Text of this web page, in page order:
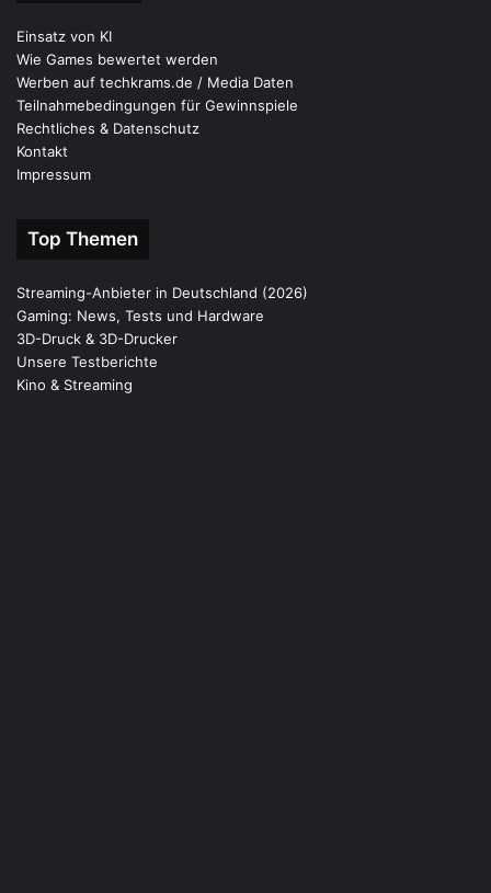
Einsatz von KI
Wie Games bewertet werden
Werben auf techkrams.de / Media Daten
Teilnahmebedingungen für Gewinnspiele
Rechtliches & Datenschutz
Kontakt
Impressum
Top Themen
Streaming-Anbieter in Deutschland (2026)
Gaming: News, Tests und Hardware
3D-Druck & 3D-Drucker
Unsere Testberichte
Kino & Streaming